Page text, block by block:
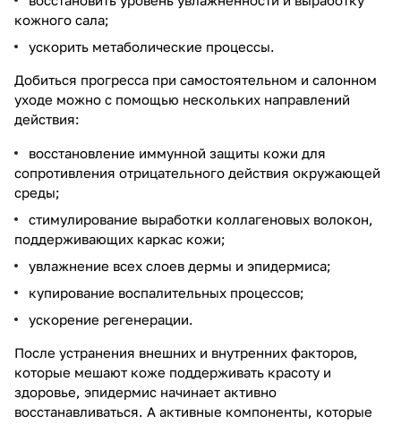
кожного сала;
ускорить метаболические процессы.
Добиться прогресса при самостоятельном и салонном
уходе можно с помощью нескольких направлений
действия:
восстановление иммунной защиты кожи для
сопротивления отрицательного действия окружающей
среды;
стимулирование выработки коллагеновых волокон,
поддерживающих каркас кожи;
увлажнение всех слоев дермы и эпидермиса;
купирование воспалительных процессов;
ускорение регенерации.
После устранения внешних и внутренних факторов,
которые мешают коже поддерживать красоту и
здоровье, эпидермис начинает активно
восстанавливаться. А активные компоненты, которые